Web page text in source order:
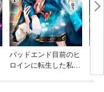
バッドエンド目前のヒ
ロインに転生した私、